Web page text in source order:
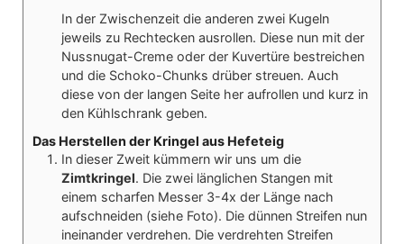
In der Zwischenzeit die anderen zwei Kugeln
jeweils zu Rechtecken ausrollen. Diese nun mit der
Nussnugat-Creme oder der Kuvertüre bestreichen
und die Schoko-Chunks drüber streuen. Auch
diese von der langen Seite her aufrollen und kurz in
den Kühlschrank geben.
Das Herstellen der Kringel aus Hefeteig
In dieser Zweit kümmern wir uns um die
Zimtkringel. Die zwei länglichen Stangen mit
einem scharfen Messer 3-4x der Länge nach
aufschneiden (siehe Foto). Die dünnen Streifen nun
ineinander verdrehen. Die verdrehten Streifen